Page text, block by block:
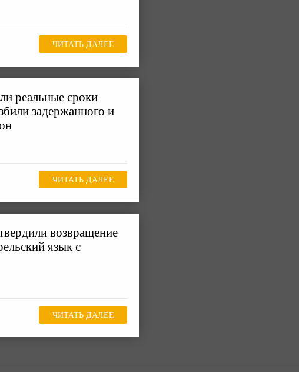
ЧИТАТЬ ДАЛЕЕ
реальные сроки
задержанного и
ЧИТАТЬ ДАЛЕЕ
возвращение
язык с
ЧИТАТЬ ДАЛЕЕ